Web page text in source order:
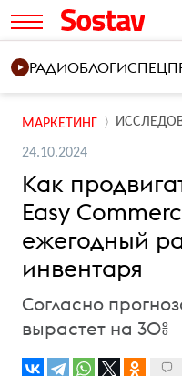
РАДИОБЛОГИ
МАРКЕТИНГ
24.10.2024
Как
Easy
ежегодный
инвентаря
Согласно
вырастет на 30%